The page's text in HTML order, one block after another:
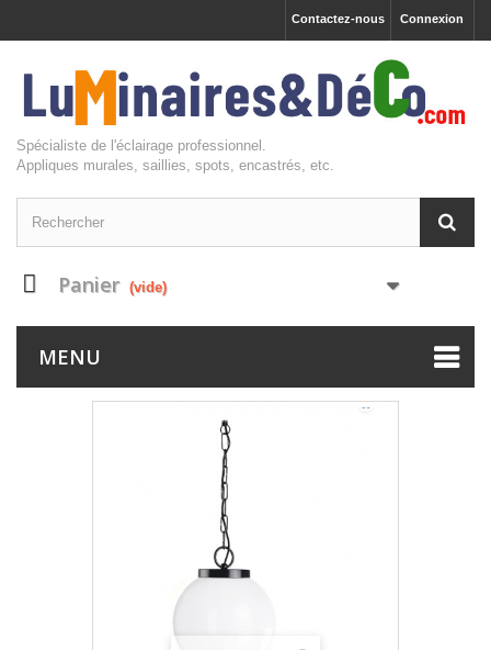
Connexion
Contactez-nous
Spécialiste de l'éclairage professionnel.
Appliques murales, saillies, spots, encastrés, etc.
Panier (vide)
MENU